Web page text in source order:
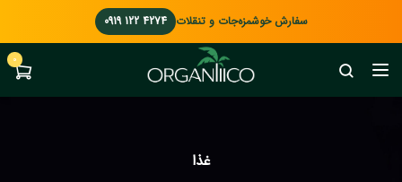
سفارش خوشمزه‌جات و تنقلات 0919 122 4274
0
غذا